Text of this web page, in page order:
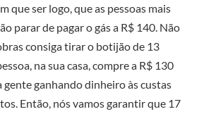
que ser logo, que as pessoas mais
parar de pagar o gás a R$ 140. Não
consiga tirar o botijão de 13
na sua casa, compre a R$ 130
gente ganhando dinheiro às custas
Então, nós vamos garantir que 17